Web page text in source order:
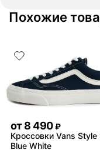
понадобится,
Похожие
от8 490 ₽
Кроссовки Vans Style
Blue White